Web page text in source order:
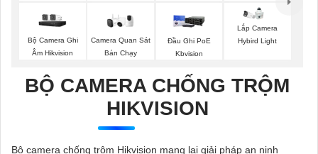
SẢN
Có Màu
Bộ Camera Ghi
Âm Hikvision
Camera Quan Sát
Bán Chạy
Đầu Ghi PoE
Kbvision
Lắp Camera
Hybird Light
BỘ CAMERA CHỐNG TRỘM
HIKVISION
Bộ camera chống trộm Hikvision mang lại giải pháp an ninh